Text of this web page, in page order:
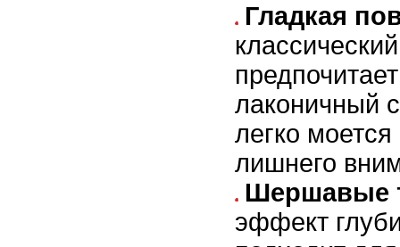
Гладкая
лаконичный
легко
лишнего
Шершавые
эффект